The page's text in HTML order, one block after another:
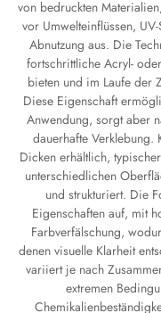
von bedruckten
vor Umwelteinflüssen,
Abnutzung aus. Die
fortschrittliche Acryl-
bieten und im Laufe der
Diese Eigenschaft
Anwendung, sorgt aber
dauerhafte
Dicken erhältlich,
unterschiedlichen
und strukturiert. Die
Eigenschaften auf, mit
Farbverfälschung,
denen visuelle Klarheit
variiert je nach
extremen